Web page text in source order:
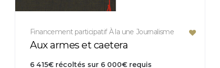
Financement participatif À la une Journalisme
Aux armes et caetera
6 415€ récoltés sur 6 000€ requis